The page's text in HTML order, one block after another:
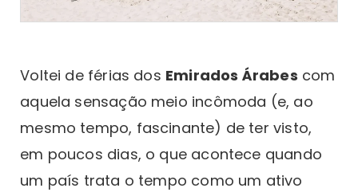
Voltei de férias dos Emirados Árabes com
aquela sensação meio incômoda (e, ao
mesmo tempo, fascinante) de ter visto,
em poucos dias, o que acontece quando
um país trata o tempo como um ativo